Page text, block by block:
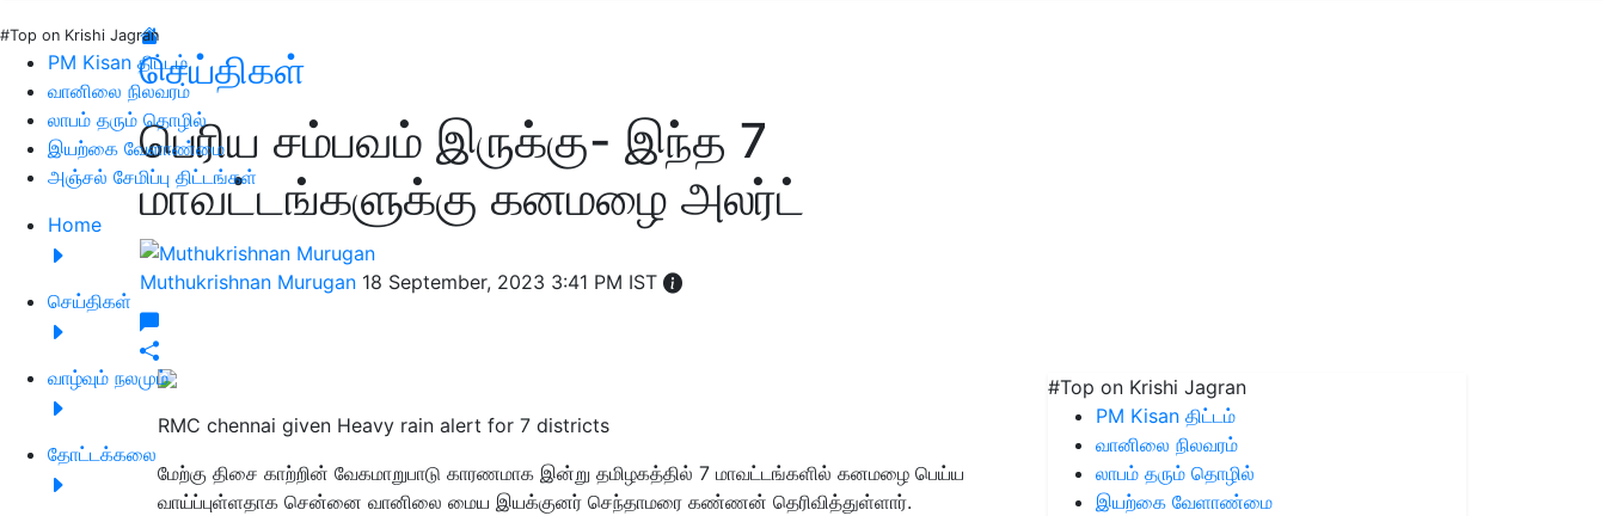
#Top on Krishi Jagran
PM Kisan திட்டம்
வானிலை நிலவரம்
லாபம் தரும் தொழில்
இயற்கை வேளாண்மை
அஞ்சல் சேமிப்பு திட்டங்கள்
Home
செய்திகள்
வாழ்வும் நலமும்
தோட்டக்கலை
செய்திகள்
பெரிய சம்பவம் இருக்கு- இந்த 7
மாவட்டங்களுக்கு கனமழை அலர்ட்
Muthukrishnan Murugan 18 September, 2023 3:41 PM IST
RMC chennai given Heavy rain alert for 7 districts
மேற்கு திசை காற்றின் வேகமாறுபாடு காரணமாக இன்று தமிழகத்தில் 7 மாவட்டங்களில் கனமழை பெய்ய
வாய்ப்புள்ளதாக சென்னை வானிலை மைய இயக்குனர் செந்தாமரை கண்ணன் தெரிவித்துள்ளார்.
#Top on Krishi Jagran
PM Kisan திட்டம்
வானிலை நிலவரம்
லாபம் தரும் தொழில்
இயற்கை வேளாண்மை